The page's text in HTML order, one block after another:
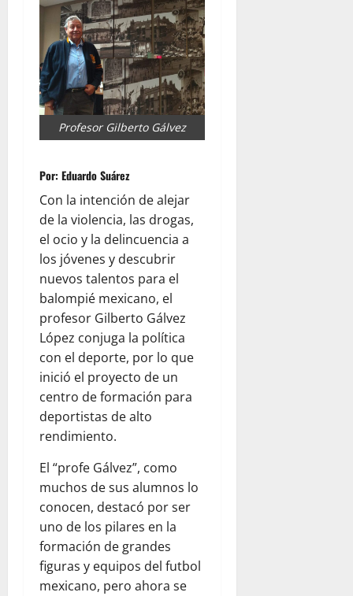
Profesor Gilberto Gálvez
Por: Eduardo Suárez
Con la intención de alejar
de la violencia, las drogas,
el ocio y la delincuencia a
los jóvenes y descubrir
nuevos talentos para el
balompié mexicano, el
profesor Gilberto Gálvez
López conjuga la política
con el deporte, por lo que
inició el proyecto de un
centro de formación para
deportistas de alto
rendimiento.
El “profe Gálvez”, como
muchos de sus alumnos lo
conocen, destacó por ser
uno de los pilares en la
formación de grandes
figuras y equipos del futbol
mexicano, pero ahora se